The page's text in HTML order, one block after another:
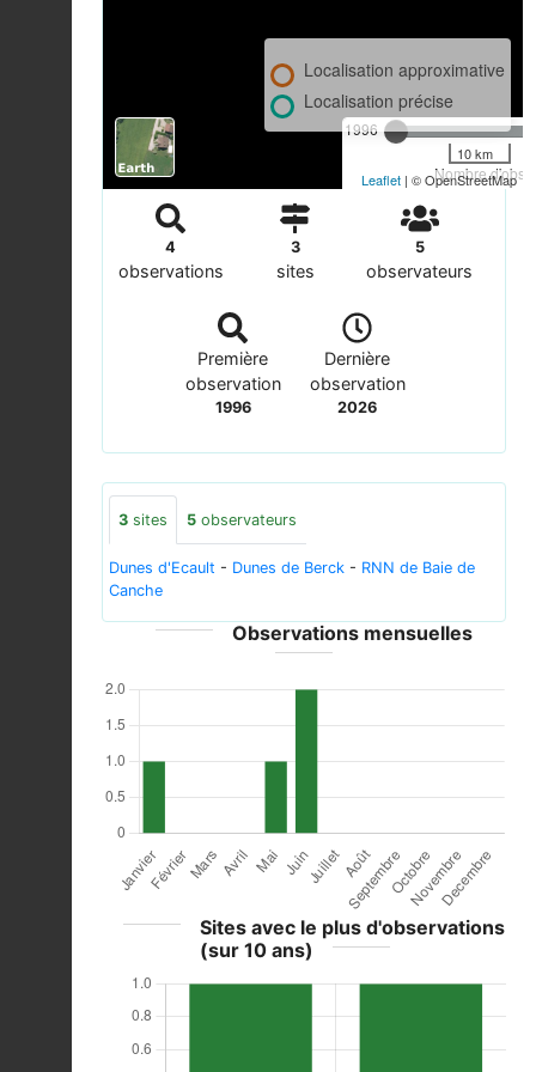
1996
Nombre
Localisation approximative
Localisation précise
10 km
Leaflet | © OpenStreetMap
4
observations
3
sites
5
observateurs
Première
observation
1996
Dernière
observation
2026
3 sites 5 observateurs
Dunes d'Ecault - Dunes de Berck - RNN de Baie de
Canche
Observations mensuelles
Sites avec le plus d'observations
(sur 10 ans)